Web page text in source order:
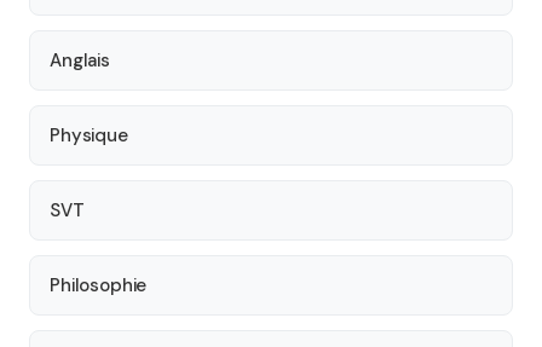
Anglais
Physique
SVT
Philosophie